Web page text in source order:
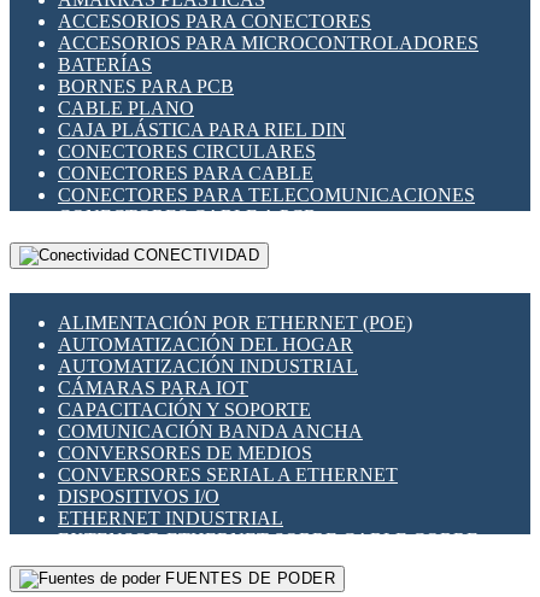
INDICADORES PARA PANEL
INTERFACES DE RELÉ
INTERRUPTORES FIN DE CARRERA
LLAVES CONMUTADORAS
MEDIDORES DE ENERGÍA Y TC'S DE CORRIENTE
MOTORES PASO A PASO
PANTALLAS HMI
PLC -CONTROLADORES LÓGICO PROGRAMABLES
PROGRAMADORES DE HORARIO
RELÉS DE PROTECCIÓN
SENSORES CAPACITIVOS
SENSORES INDUCTIVOS
TEMPORIZADORES
VARIACS
VARIADORES DE FRECUENCIA [VDF]
SECCIONADORES - INTERRUPTORES
MAQUINARIA
ACCESORIOS PARA CONECTORES
ACCESORIOS PARA MICROCONTROLADORES
BATERÍAS
BORNES PARA PCB
CABLE PLANO
CAJA PLÁSTICA PARA RIEL DIN
CONECTORES CIRCULARES
CONECTORES PARA CABLE
CONECTORES PARA TELECOMUNICACIONES
CONECTORES CABLE A PCB
CONECTORES PCB A CABLE
DIP SWITCHES
HERRAMIENTAS VARIAS
ILUMINACIÓN LED
INTERRUPTORES REED
INTERFACES DE RELÉ
OTROS RELÉS
PROTECCIÓN TÉRMICA
RELÉS AUTOMOTRICES
RELÉS DE SEÑAL
RELÉS DE ESTADO SÓLIDO SSR
RELÉS INDUSTRIALES
RELÉS MINIATURA DE POTENCIA
SENSORES MAGNÉTICOS
CONECTIVIDAD
ALIMENTACIÓN POR ETHERNET (POE)
AUTOMATIZACIÓN DEL HOGAR
AUTOMATIZACIÓN INDUSTRIAL
CÁMARAS PARA IOT
CAPACITACIÓN Y SOPORTE
COMUNICACIÓN BANDA ANCHA
CONVERSORES DE MEDIOS
CONVERSORES SERIAL A ETHERNET
DISPOSITIVOS I/O
ETHERNET INDUSTRIAL
EXTENSOR ETHERNET SOBRE CABLE COBRE
GATEWAY LORAWAN
GESTIÓN DE REDESFUENTES DE PODER